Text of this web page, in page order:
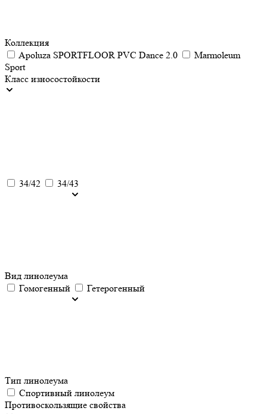
Коллекция
Apoluza SPORTFLOOR PVC Dance 2.0
Marmoleum
Sport
Класс износостойкости
34/42 34/43
Вид линолеума
Гомогенный
Гетерогенный
Тип линолеума
Спортивный линолеум
Противоскользящие свойства